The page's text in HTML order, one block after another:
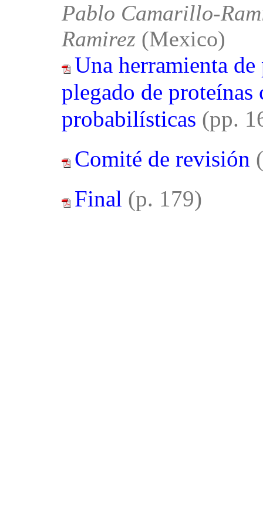
Pablo Camarillo-
Ramirez (Mexico)
Una herramienta
plegado de proteínas
probabilísticas (pp.
Comité de revisión
Final (p. 179)